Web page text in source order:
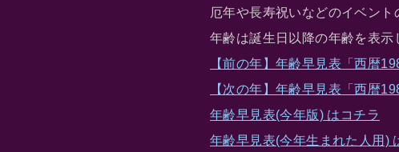
厄年や長寿祝いなどのイベント
年齢は誕生日以降の年齢を表示
【前の年】年齢早見表「西暦
【次の年】年齢早見表「西暦
年齢早見表(今年版) はコチラ
年齢早見表(今年生まれた人用)